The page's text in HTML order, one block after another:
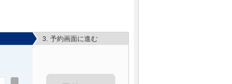
3. 予約画面に進む